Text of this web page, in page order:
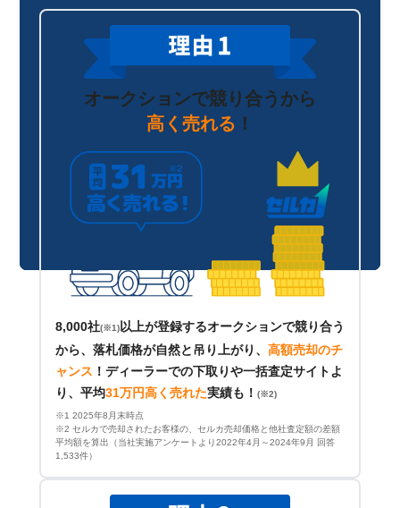
オークションで競り合うから
高く売れる ！
8,000社(※1) 以上が登録するオークションで競り合う
から、落札価格が自然と吊り上がり、 高額売却のチ
ャンス ！ ディーラーでの下取りや一括査定サイトよ
り、平均31万円高く売れた実績も！ (※2)
※1 2025年8月末時点
※2 セルカで売却されたお客様の、セルカ売却価格と他社査定額の差額
平均額を算出（当社実施アンケートより2022年4月～2024年9月 回答
1,533件）